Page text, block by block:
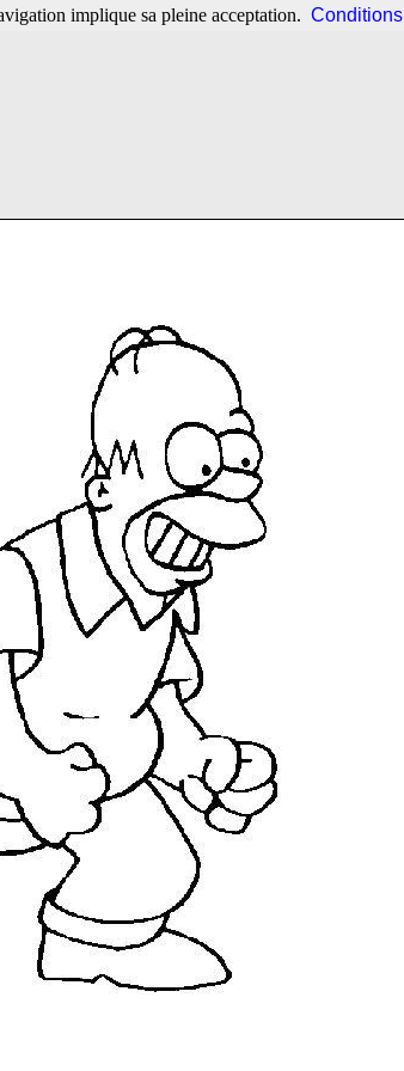
implique sa pleine acceptation. Conditions